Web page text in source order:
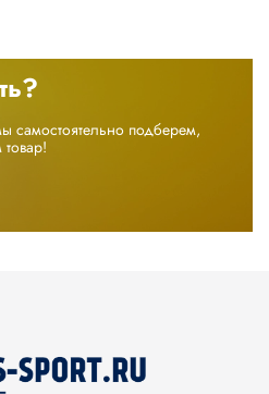
самостоятельно подберем,